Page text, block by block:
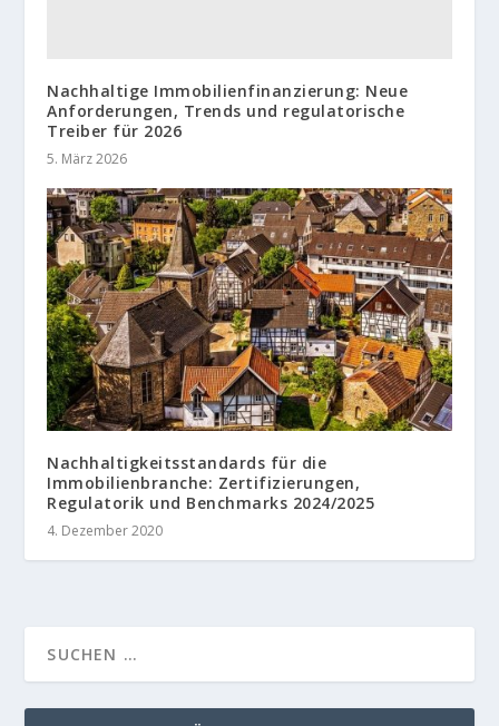
Nachhaltige Immobilienfinanzierung: Neue
Anforderungen, Trends und regulatorische
Treiber für 2026
5. März 2026
Nachhaltigkeitsstandards für die
Immobilienbranche: Zertifizierungen,
Regulatorik und Benchmarks 2024/2025
4. Dezember 2020